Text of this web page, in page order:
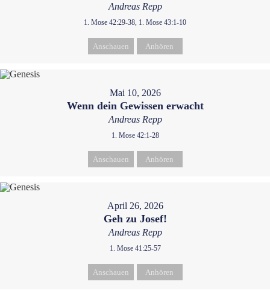
Andreas Repp
1. Mose 42:29-38, 1. Mose 43:1-10
Anschauen Anhören
Mai 10, 2026
Wenn dein Gewissen erwacht
Andreas Repp
1. Mose 42:1-28
Anschauen Anhören
April 26, 2026
Geh zu Josef!
Andreas Repp
1. Mose 41:25-57
Anschauen Anhören